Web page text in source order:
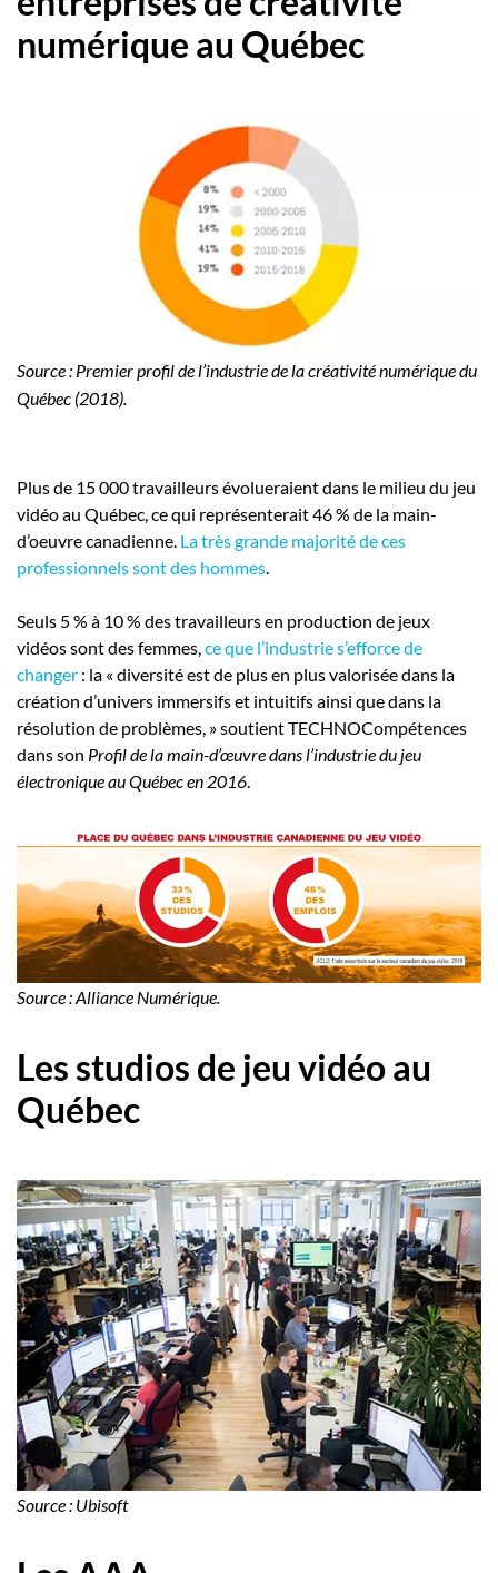
numérique au Québec
Source : Premier profil de l’industrie de la créativité numérique du
Québec (2018).
Plus de 15 000 travailleurs évolueraient dans le milieu du jeu
vidéo au Québec, ce qui représenterait 46 % de la main-
d’oeuvre canadienne. La très grande majorité de ces
professionnels sont des hommes.
Seuls 5 % à 10 % des travailleurs en production de jeux
vidéos sont des femmes,ce que l’industrie s’efforce de
changer : la « diversité est de plus en plus valorisée dans la
création d’univers immersifs et intuitifs ainsi que dans la
résolution de problèmes, » soutient TECHNOCompétences
dans son Profil de la main-d’œuvre dans l’industrie du jeu
électronique au Québec en 2016.
Source : Alliance Numérique.
Les studios de jeu vidéo au
Québec
Source : Ubisoft